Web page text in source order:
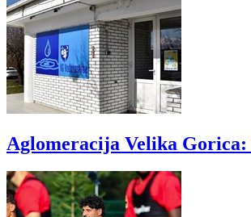
Aglomeracija Velika Gorica: